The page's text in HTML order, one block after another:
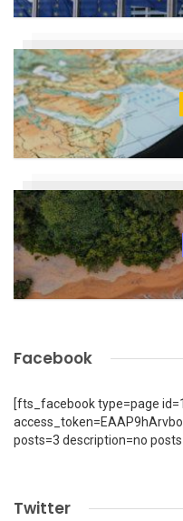
Facebook
[fts_facebook type=page
posts=3 description=no
Twitter